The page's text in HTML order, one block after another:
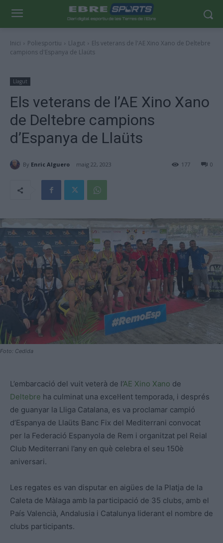
Inici Poliesportiu Llagut
Els veterans de l'AE Xino Xano de Deltebre
campions d'Espanya de Llaüts
Llagut
Els veterans de l’AE Xino Xano
de Deltebre campions
d’Espanya de Llaüts
By Enric Alguero maig 22, 2023 0
177
Foto: Cedida
L’embarcació del vuit veterà de l’AE Xino Xano de
Deltebre ha culminat una excel·lent temporada, i després
de guanyar la Lliga Catalana, es va proclamar campió
d’Espanya de Llaüts Banc Fix del Mediterrani convocat
per la Federació Espanyola de Rem i organitzat pel Reial
Club Mediterrani l’any en què celebra el seu 150è
aniversari.
Les regates es van disputar en aigües de la Platja de la
Caleta de Màlaga amb la participació de 35 clubs, amb el
País Valencià, Andalusia i Catalunya liderant el nombre de
clubs participants.